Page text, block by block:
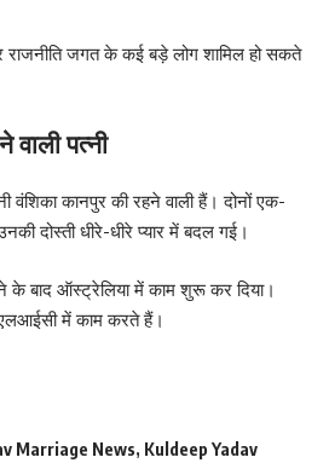
जगत के कई बड़े लोग शामिल हो सकते
पत्नी
वंशिका कानपुर की रहने वाली हैं। दोनों एक-
दोस्ती धीरे-धीरे प्यार में बदल गई।
के बाद ऑस्ट्रेलिया में काम शुरू कर दिया।
में काम करते हैं।
Marriage News, Kuldeep Yadav